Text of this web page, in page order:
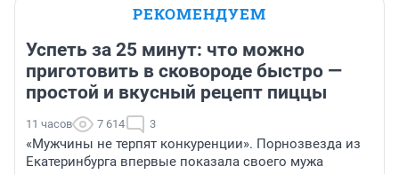
РЕКОМЕНДУЕМ
Успеть за 25 минут: что можно
приготовить в сковороде быстро —
простой и вкусный рецепт пиццы
11 часов 7 614 3
«Мужчины не терпят конкуренции». Порнозвезда из
Екатеринбурга впервые показала своего мужа